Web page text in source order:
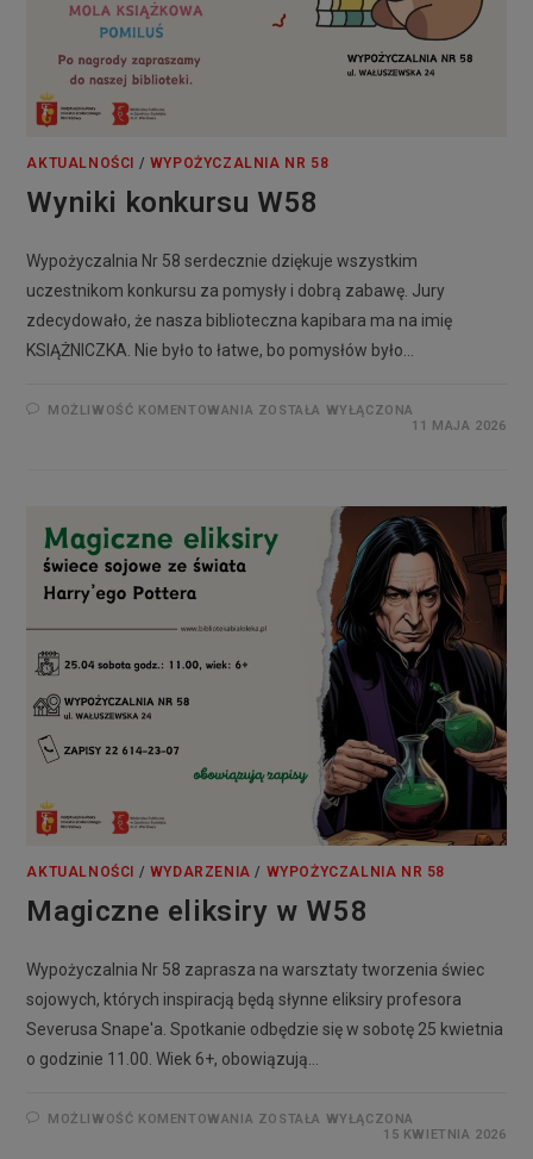
AKTUALNOŚCI / WYPOŻYCZALNIA NR 58
Wyniki konkursu W58
Wypożyczalnia Nr 58 serdecznie dziękuje wszystkim
uczestnikom konkursu za pomysły i dobrą zabawę. Jury
zdecydowało, że nasza biblioteczna kapibara ma na imię
KSIĄŻNICZKA. Nie było to łatwe, bo pomysłów było…
MOŻLIWOŚĆ KOMENTOWANIA ZOSTAŁA WYŁĄCZONA
11 MAJA 2026
AKTUALNOŚCI / WYDARZENIA / WYPOŻYCZALNIA NR 58
Magiczne eliksiry w W58
Wypożyczalnia Nr 58 zaprasza na warsztaty tworzenia świec
sojowych, których inspiracją będą słynne eliksiry profesora
Severusa Snape'a. Spotkanie odbędzie się w sobotę 25 kwietnia
o godzinie 11.00. Wiek 6+, obowiązują…
MOŻLIWOŚĆ KOMENTOWANIA ZOSTAŁA WYŁĄCZONA
15 KWIETNIA 2026